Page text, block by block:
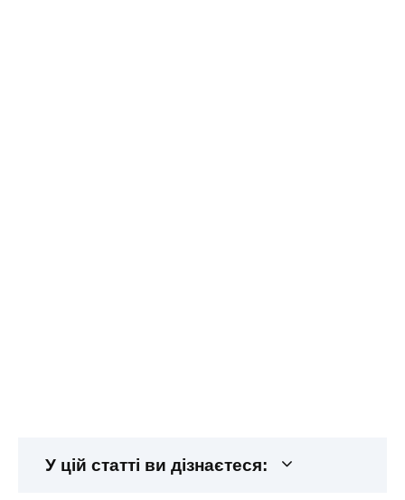
У цій статті ви дізнаєтеся: